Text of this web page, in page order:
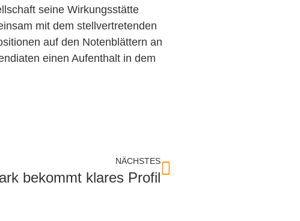
seine Wirkungsstätte
mit dem stellvertretenden
auf den Notenblättern an
einen Aufenthalt in dem
NÄCHSTES
bekommt klares Profil